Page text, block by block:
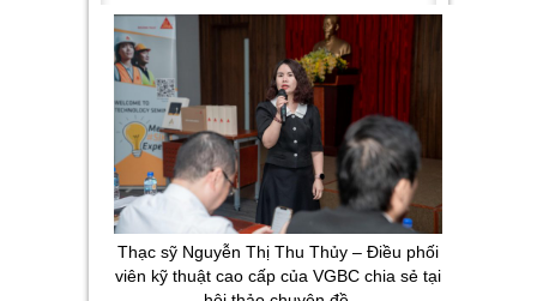
Thạc sỹ Nguyễn Thị Thu Thủy – Điều phối
viên kỹ thuật cao cấp của VGBC chia sẻ tại